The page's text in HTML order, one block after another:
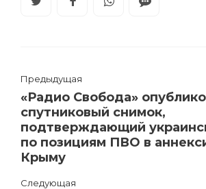
Предыдущая
«Радио Свобода»
спутниковый снимок,
подтверждающий
по позициям ПВО в
Крыму
Следующая